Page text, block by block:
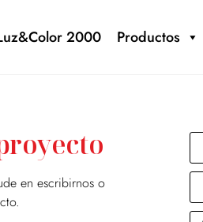
2000 Productos
en escribirnos o